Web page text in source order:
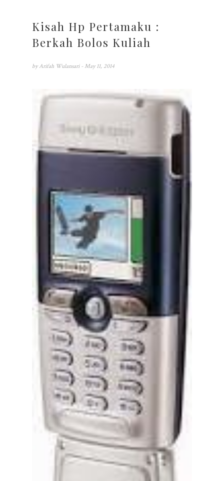
Kisah Hp Pertamaku :
Berkah Bolos Kuliah
by Arifah Wulansari - May 11, 2014